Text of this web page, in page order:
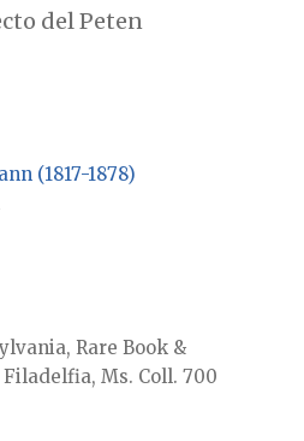
del Peten
(1817-1878)
Rare Book &
Ms. Coll. 700